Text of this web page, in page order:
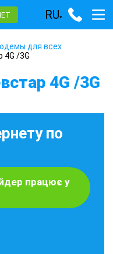
RU▾
для всех
/3G
4G /3G
по
працює у